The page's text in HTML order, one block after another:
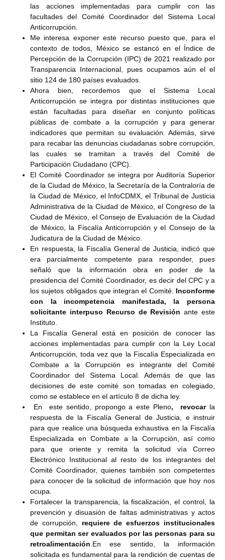
las acciones implementadas para cumplir con las
facultades del Comité Coordinador del Sistema Local
Anticorrupción.
Me interesa exponer este recurso puesto que, para el
contexto de todos, México se estancó en el Índice de
Percepción de la Corrupción (IPC) de 2021 realizado por
Transparencia Internacional, pues ocupamos aún el el
sitio 124 de 180 países evaluados.
Ahora bien, recordemos que el Sistema Local
Anticorrupción se integra por distintas instituciones que
están facultadas para diseñar en conjunto políticas
públicas de combate a la corrupción y para generar
indicadores que permitan su evaluación. Además, sirve
para recabar las denuncias ciudadanas sobre corrupción,
las cuales se tramitan a través del Comité de
Participación Ciudadano (CPC).
El Comité Coordinador se integra por Auditoría Superior
de la Ciudad de México, la Secretaría de la Contraloría de
la Ciudad de México, el InfoCDMX, el Tribunal de Justicia
Administrativa de la Ciudad de México, el Congreso de la
Ciudad de México, el Consejo de Evaluación de la Ciudad
de México, la Fiscalía Anticorrupción y el Consejo de la
Judicatura de la Ciudad de México.
En respuesta, la Fiscalía General de Justicia, indicó que
era parcialmente competente para responder, pues
señaló que la información obra en poder de la
presidencia del Comité Coordinador, es decir del CPC y a
los sujetos obligados que integran el Comité. Inconforme
con la incompetencia manifestada, la persona
solicitante interpuso Recurso de Revisiónante este
Instituto.
La Fiscalía General está en posición de conocer las
acciones implementadas para cumplir con la Ley Local
Anticorrupción, toda vez que la Fiscalía Especializada en
Combate a la Corrupción es integrante del Comité
Coordinador del Sistema Local. Además de que las
decisiones de este comité son tomadas en colegiado,
como se establece en el artículo 8 de dicha ley.
En este sentido, propongo a este Pleno, revocarla
respuesta de la Fiscalía General de Justicia, e instruir
para que realice una búsqueda exhaustiva en la Fiscalía
Especializada en Combate a la Corrupción, así como
para que oriente y remita la solicitud vía Correo
Electrónico Institucional al resto de los integrantes del
Comité Coordinador, quienes también son competentes
para conocer de la solicitud de información que hoy nos
ocupa.
Fortalecer la transparencia, la fiscalización, el control, la
prevención y disuasión de faltas administrativas y actos
de corrupción, requiere de esfuerzos institucionales
que permitan ser evaluados por las personas para su
retroalimentación .En ese sentido, la información
solicitada es fundamental para la rendición de cuentas de